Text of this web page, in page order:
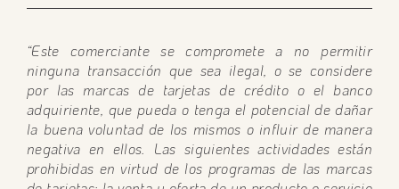
“Este comerciante se compromete a no permitir
ninguna transacción que sea ilegal, o se considere
por las marcas de tarjetas de crédito o el banco
adquiriente, que pueda o tenga el potencial de dañar
la buena voluntad de los mismos o influir de manera
negativa en ellos. Las siguientes actividades están
prohibidas en virtud de los programas de las marcas